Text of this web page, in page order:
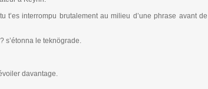
t’es interrompu brutalement au milieu d’une phrase avant de
s’étonna le teknögrade.
davantage.